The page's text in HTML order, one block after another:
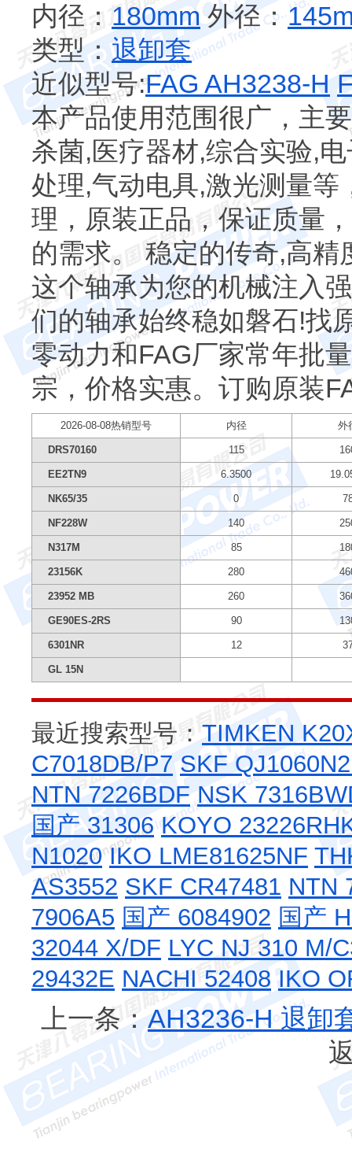
内径： 180mm外径：
类型： 退卸套
近似型号:FAG AH3238-H
本产品使用范围很广，主
杀菌,医疗器材,综合实验,
处理,气动电具,激光测量
理，原装正品，保证质量
的需求。 稳定的传奇,高
这个轴承为您的机械注入
们的轴承始终稳如磐石!找
零动力和FAG厂家常年批
宗，价格实惠。订购原装
2026-08-08热销型号 内径 外
DRS70160 115
EE2TN9 6.3500
NK65/35 0
NF228W 140
N317M 85
23156K 280
23952 MB 260
GE90ES-2RS 90
6301NR 12
GL 15N
最近搜索型号： TIMKEN
C7018DB/P7 SKF
NTN 7226BDF NSK
国产 31306 KOYO
N1020 IKO LME81625NF
AS3552 SKF CR47481 NTN
7906A5 国产 6084902 国产
32044 X/DF LYC NJ 310 M/
29432E NACHI 52408 IKO
上一条：AH3236-H 退卸